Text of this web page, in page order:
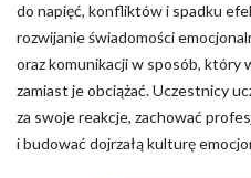
do napięć, konfliktów i spadku
rozwijanie świadomości
oraz komunikacji w sposób, który
zamiast je obciążać. Uczestnicy
za swoje reakcje, zachować
i budować dojrzałą kulturę